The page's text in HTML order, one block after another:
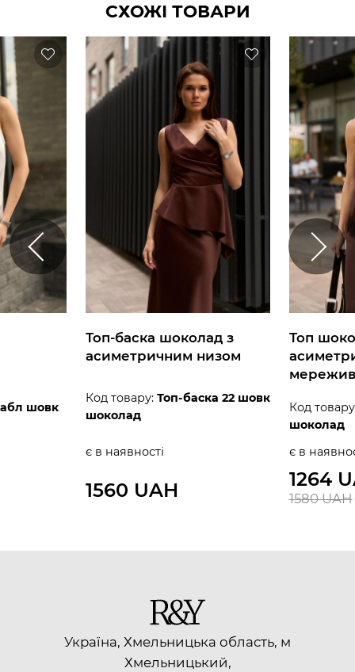
СХОЖІ ТОВАРИ
шовк
Топ-баска шоколад з
асиметричним низом
Код товару: Топ-баска 22 шовк
шоколад
є в наявності
1560 UAH
Топ
Код
шоколад
є в
1264
1580 UAH
Україна, Хмельницька область, м
Хмельницький,